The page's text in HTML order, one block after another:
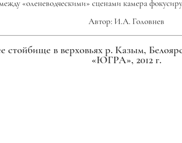
«оленеводческими» сценами камера
Автор: И.А. Головнев
стойбище в верховьях р. Казым,
«ЮГРА», 2012 г.